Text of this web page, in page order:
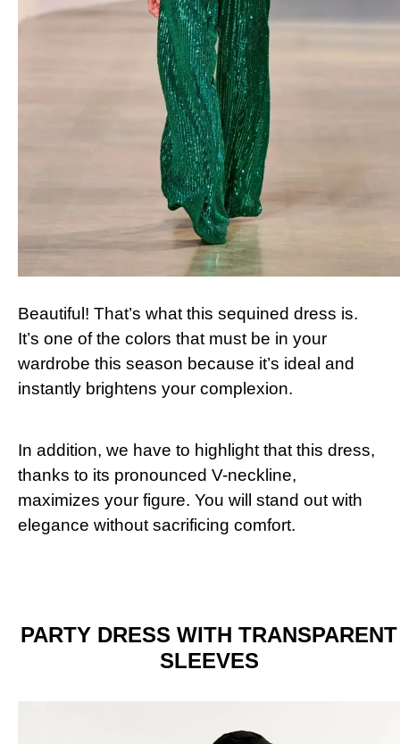
Beautiful! That’s what this sequined dress is.
It’s one of the colors that must be in your
wardrobe this season because it’s ideal and
instantly brightens your complexion.
In addition, we have to highlight that this dress,
thanks to its pronounced V-neckline,
maximizes your figure. You will stand out with
elegance without sacrificing comfort.
PARTY DRESS WITH TRANSPARENT
SLEEVES